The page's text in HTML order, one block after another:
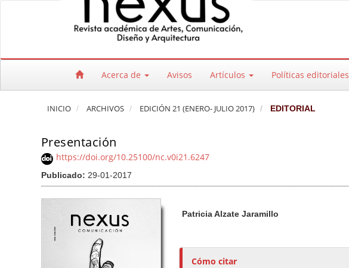
Salto rápido al contenido de la página
Navegación principal
Acerca de Avisos Artículos Políticas editoriales
INICIO ARCHIVOS EDICIÓN 21 (ENERO- JULIO 2017) EDITORIAL
Presentación
https://doi.org/10.25100/nc.v0i21.6247
Publicado: 29-01-2017
Barra lateral del artículo
u
o
Patricia Alzate Jaramillo
Cómo citar